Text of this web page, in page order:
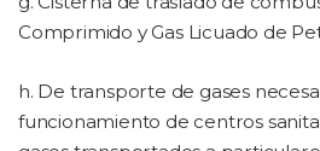
Comprimido y Gas Licuado de
h. De transporte de gases
funcionamiento de centros